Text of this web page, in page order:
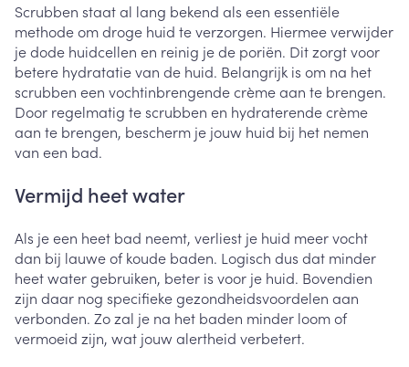
Scrubben staat al lang bekend als een essentiële
methode om droge huid te verzorgen. Hiermee verwijder
je dode huidcellen en reinig je de poriën. Dit zorgt voor
betere hydratatie van de huid. Belangrijk is om na het
scrubben een vochtinbrengende crème aan te brengen.
Door regelmatig te scrubben en hydraterende crème
aan te brengen, bescherm je jouw huid bij het nemen
van een bad.
Vermijd heet water
Als je een heet bad neemt, verliest je huid meer vocht
dan bij lauwe of koude baden. Logisch dus dat minder
heet water gebruiken, beter is voor je huid. Bovendien
zijn daar nog specifieke gezondheidsvoordelen aan
verbonden. Zo zal je na het baden minder loom of
vermoeid zijn, wat jouw alertheid verbetert.